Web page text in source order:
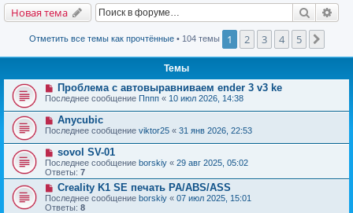
Новая тема Поиск
Отметить все темы как прочтённые• 104 темы 1 2 3 4 5
Темы
Проблема с автовыравниваем ender 3 v3 ke
Последнее сообщение Пппп « 10 июл 2026, 14:38
Anycubic
Последнее сообщение viktor25 « 31 янв 2026, 22:53
sovol SV-01
Последнее сообщение borskiy « 29 авг 2025, 05:02
Ответы: 7
Creality K1 SE печать PA/ABS/ASS
Последнее сообщение borskiy « 07 июл 2025, 15:01
Ответы: 8